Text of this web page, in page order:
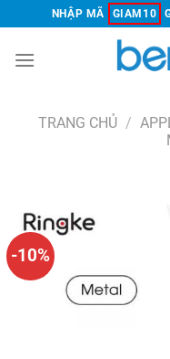
đến
nội
NHẬP MÃ GIAM10
TRANG CHỦ /
-10%